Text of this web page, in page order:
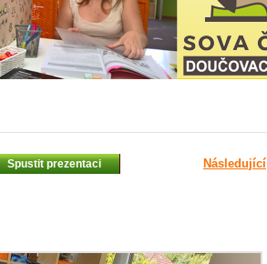
Spustit prezentaci Následující